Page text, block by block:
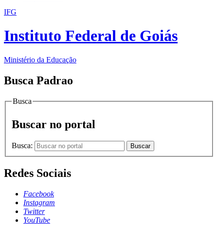
IFG
Instituto Federal de Goiás
Ministério da Educação
Busca Padrao
Busca
Buscar no portal
Busca: Buscar
Redes Sociais
Facebook
Instagram
Twitter
YouTube